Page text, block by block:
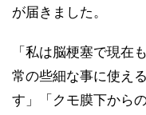
が届きました。
「私は脳梗塞で現在
常の些細な事に使え
す」「クモ膜下から